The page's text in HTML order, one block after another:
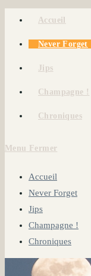
content
Accueil
Never Forget
Jips
Champagne !
Chroniques
Menu Fermer
Accueil
Never Forget
Jips
Champagne !
Chroniques